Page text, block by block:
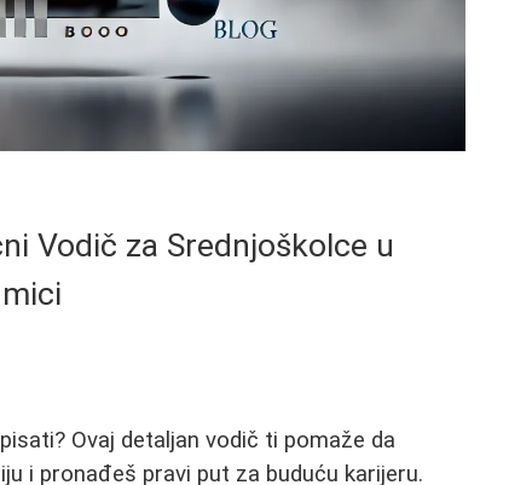
Vodič za Srednjoškolce u
Ovaj detaljan vodič ti pomaže da
i pronađeš pravi put za buduću karijeru.